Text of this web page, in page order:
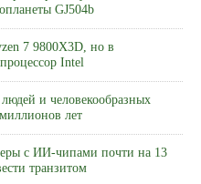
GJ504b
7 9800X3D, но в
Intel
и человекообразных
лет
с ИИ-чипами почти на 13
транзитом